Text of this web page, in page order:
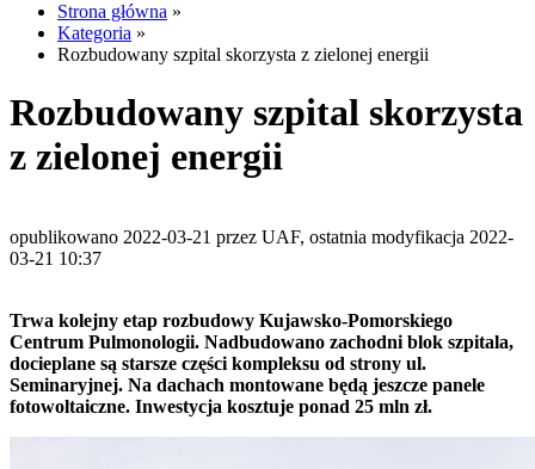
Strona główna »
Kategoria »
Rozbudowany szpital skorzysta z zielonej energii
Rozbudowany szpital skorzysta
z zielonej energii
opublikowano 2022-03-21 przez UAF, ostatnia modyfikacja 2022-
03-21 10:37
Trwa kolejny etap rozbudowy Kujawsko-Pomorskiego
Centrum Pulmonologii. Nadbudowano zachodni blok szpitala,
docieplane są starsze części kompleksu od strony ul.
Seminaryjnej. Na dachach montowane będą jeszcze panele
fotowoltaiczne. Inwestycja kosztuje ponad 25 mln zł.